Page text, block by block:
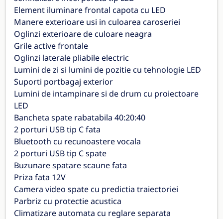
Element iluminare frontal capota cu LED
Manere exterioare usi in culoarea caroseriei
Oglinzi exterioare de culoare neagra
Grile active frontale
Oglinzi laterale pliabile electric
Lumini de zi si lumini de pozitie cu tehnologie LED
Suporti portbagaj exterior
Lumini de intampinare si de drum cu proiectoare
LED
Bancheta spate rabatabila 40:20:40
2 porturi USB tip C fata
Bluetooth cu recunoastere vocala
2 porturi USB tip C spate
Buzunare spatare scaune fata
Priza fata 12V
Camera video spate cu predictia traiectoriei
Parbriz cu protectie acustica
Climatizare automata cu reglare separata